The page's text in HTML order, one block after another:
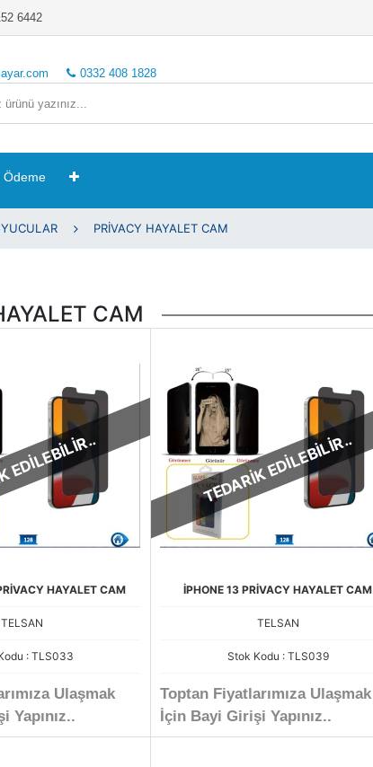
6442
0332 408 1828
Ödeme
PRİVACY HAYALET CAM
CAM
HAYALET CAM
TELSAN
: TLS033
Ulaşmak
Yapınız..
TEDARİK EDİLEBİLİR..
İPHONE 13 PRİVACY HAYALET CAM
TELSAN
Stok Kodu : TLS039
Toptan Fiyatlarımıza Ulaşmak
İçin Bayi Girişi Yapınız..